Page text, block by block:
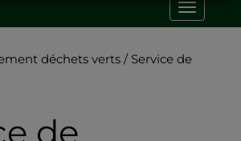
Toggle
déchets verts / Service de
de